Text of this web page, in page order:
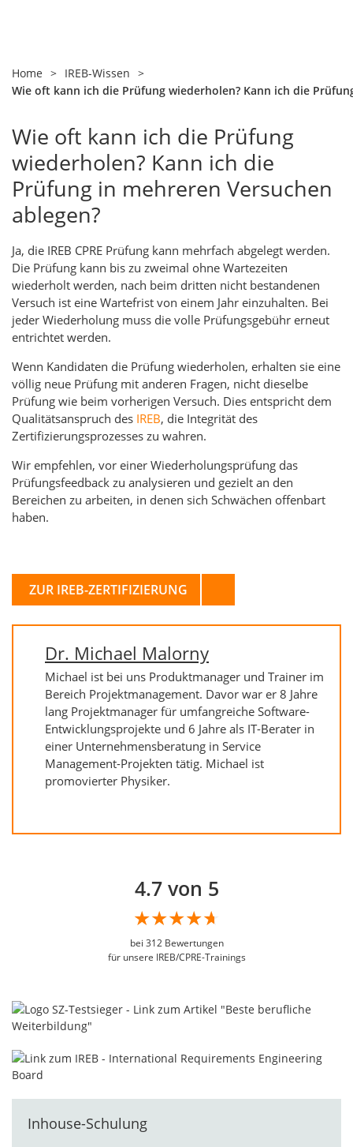
Home > IREB-Wissen >
Wie oft kann ich die Prüfung wiederholen? Kann ich die
Wie oft kann ich die Prüfung
wiederholen? Kann ich die
Prüfung in mehreren Versuchen
ablegen?
Ja, die IREB CPRE Prüfung kann mehrfach abgelegt werden.
Die Prüfung kann bis zu zweimal ohne Wartezeiten
wiederholt werden, nach beim dritten nicht bestandenen
Versuch ist eine Wartefrist von einem Jahr einzuhalten. Bei
jeder Wiederholung muss die volle Prüfungsgebühr erneut
entrichtet werden.
Wenn Kandidaten die Prüfung wiederholen, erhalten sie eine
völlig neue Prüfung mit anderen Fragen, nicht dieselbe
Prüfung wie beim vorherigen Versuch. Dies entspricht dem
Qualitätsanspruch des IREB, die Integrität des
Zertifizierungsprozesses zu wahren.
Wir empfehlen, vor einer Wiederholungsprüfung das
Prüfungsfeedback zu analysieren und gezielt an den
Bereichen zu arbeiten, in denen sich Schwächen offenbart
haben.
ZUR IREB-ZERTIFIZIERUNG
Dr. Michael Malorny
Michael ist bei uns Produktmanager und Trainer im
Bereich Projektmanagement. Davor war er 8 Jahre
lang Projektmanager für umfangreiche Software-
Entwicklungsprojekte und 6 Jahre als IT-Berater in
einer Unternehmensberatung in Service
Management-Projekten tätig. Michael ist
promovierter Physiker.
4.7 von 5
bei 312Bewertungen
für unsere IREB/CPRE-Trainings
Inhouse-Schulung